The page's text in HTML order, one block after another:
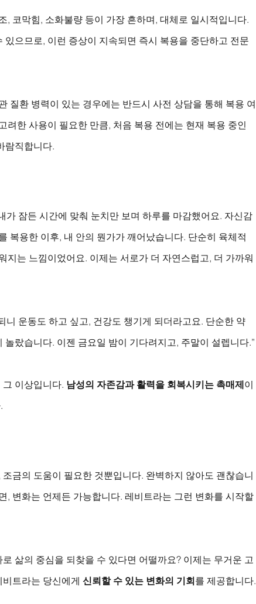
, 코막힘, 소화불량 등이 가장 흔하며, 대체로 일시적입니다.
으므로, 이런 증상이 지속되면 즉시 복용을 중단하고 전문
질환 병력이 있는 경우에는 반드시 사전 상담을 통해 복용 여
려한 사용이 필요한 만큼, 처음 복용 전에는 현재 복용 중인
람직합니다.
가 잠든 시간에 맞춰 눈치만 보며 하루를 마감했어요. 자신감
복용한 이후, 내 안의 뭔가가 깨어났습니다. 단순히 육체적
지는 느낌이었어요. 이제는 서로가 더 자연스럽고, 더 가까워
니 운동도 하고 싶고, 건강도 챙기게 되더라고요. 단순한 약
랐습니다. 이젠 금요일 밤이 기다려지고, 주말이 설렙니다.”
이상입니다. 남성의 자존감과 활력을 회복시키는 촉매제이
금의 도움이 필요한 것뿐입니다. 완벽하지 않아도 괜찮습니
, 변화는 언제든 가능합니다. 레비트라는 그런 변화를 시작할
삶의 중심을 되찾을 수 있다면 어떨까요? 이제는 무거운 고
트라는 당신에게 신뢰할 수 있는 변화의 기회를 제공합니다.